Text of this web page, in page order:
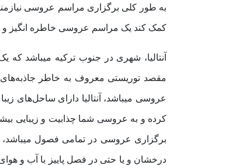
به طور کلی برگزاری مراسم عروسی
کمک کند یک مراسم عروسی خاطره انگیز و
آنتالیا، شهری در جنوب ترکیه میباشد
مقصد توریستی معروف به خاطر
عروسی میباشد، آنتالیا دارای ساحل‌های
کرده و به عروسی شما چذابیت و زیبایی
برگزاری عروسی در تمامی فصول میباشد،
درخشان و یا حتی در فصل پاییز با آب و